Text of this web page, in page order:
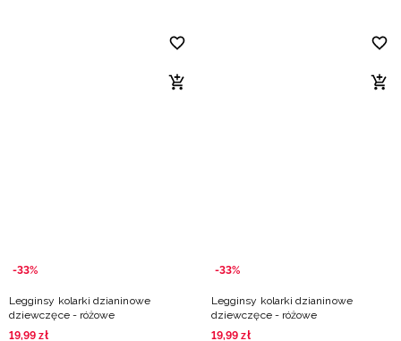
-33%
Legginsy kolarki dzianinowe
dziewczęce - różowe
19,99 zł
-33%
Legginsy kolarki dzianinowe
dziewczęce - różowe
19,99 zł